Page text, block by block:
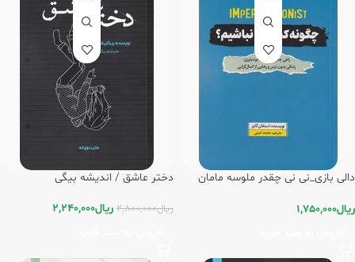
دالی بازی_نی نی چقدر ملوسه مامان
ریال1,750,000
دختر عاشق / اندیشه بیگی
ریال2,800,000 ریال2,240,000